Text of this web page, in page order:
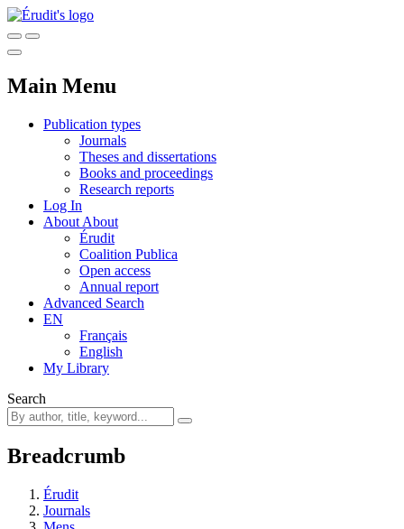
Main Menu
Publication types
Journals
Theses and dissertations
Books and proceedings
Research reports
Log In
About About
Érudit
Coalition Publica
Open access
Annual report
Advanced Search
EN
Français
English
My Library
Search
Breadcrumb
Érudit
Journals